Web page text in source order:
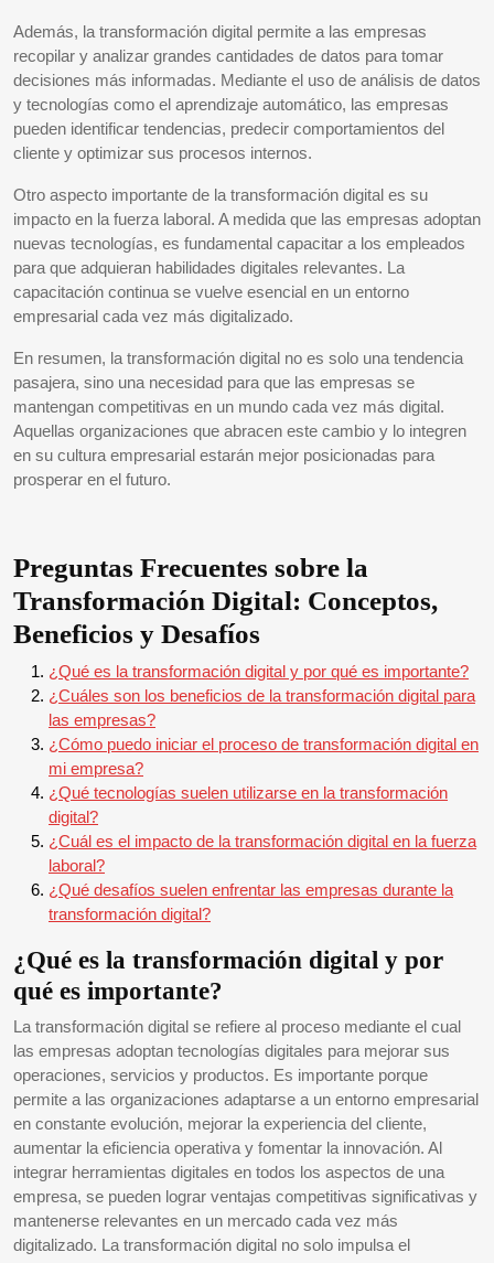
Además, la transformación digital permite a las empresas
recopilar y analizar grandes cantidades de datos para tomar
decisiones más informadas. Mediante el uso de análisis de datos
y tecnologías como el aprendizaje automático, las empresas
pueden identificar tendencias, predecir comportamientos del
cliente y optimizar sus procesos internos.
Otro aspecto importante de la transformación digital es su
impacto en la fuerza laboral. A medida que las empresas adoptan
nuevas tecnologías, es fundamental capacitar a los empleados
para que adquieran habilidades digitales relevantes. La
capacitación continua se vuelve esencial en un entorno
empresarial cada vez más digitalizado.
En resumen, la transformación digital no es solo una tendencia
pasajera, sino una necesidad para que las empresas se
mantengan competitivas en un mundo cada vez más digital.
Aquellas organizaciones que abracen este cambio y lo integren
en su cultura empresarial estarán mejor posicionadas para
prosperar en el futuro.
Preguntas Frecuentes sobre la
Transformación Digital: Conceptos,
Beneficios y Desafíos
¿Qué es la transformación digital y por qué es importante?
¿Cuáles son los beneficios de la transformación digital para
las empresas?
¿Cómo puedo iniciar el proceso de transformación digital en
mi empresa?
¿Qué tecnologías suelen utilizarse en la transformación
digital?
¿Cuál es el impacto de la transformación digital en la fuerza
laboral?
¿Qué desafíos suelen enfrentar las empresas durante la
transformación digital?
¿Qué es la transformación digital y por
qué es importante?
La transformación digital se refiere al proceso mediante el cual
las empresas adoptan tecnologías digitales para mejorar sus
operaciones, servicios y productos. Es importante porque
permite a las organizaciones adaptarse a un entorno empresarial
en constante evolución, mejorar la experiencia del cliente,
aumentar la eficiencia operativa y fomentar la innovación. Al
integrar herramientas digitales en todos los aspectos de una
empresa, se pueden lograr ventajas competitivas significativas y
mantenerse relevantes en un mercado cada vez más
digitalizado. La transformación digital no solo impulsa el